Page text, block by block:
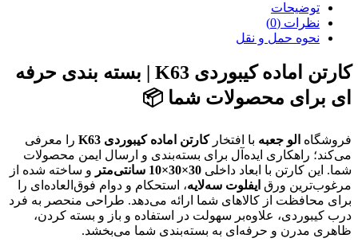
توضیحات
نظرات (0)
نحوه حمل و نقل
کارتن اماده کیبوردی K63 | بسته بندی حرفه
ای برای محصولات شما 📦
فروشگاه الو جعبه با افتخارکارتن اماده کیبوردی K63
را معرفی
می‌کند؛ راهکاری ایده‌آل برای بسته‌بندی و ارسال ایمن محصولات
شما. این کارتن با ابعاد داخلی 30×30×10 سانتی‌متر
و ساخته شده از
مرغوب‌ترین ورق ایفلوت سه‌لایه، استحکام و دوام فوق‌العاده‌ای را
برای محافظت از کالاهای شما ارائه می‌دهد. طراحی منحصر به فرد
درب کیبوردی، علاوه‌بر سهولت در استفاده و باز و بسته کردن،
ظاهری مدرن و حرفه‌ای به بسته‌بندی شما می‌بخشد.